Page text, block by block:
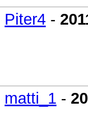
Piter4 -
matti_1 -